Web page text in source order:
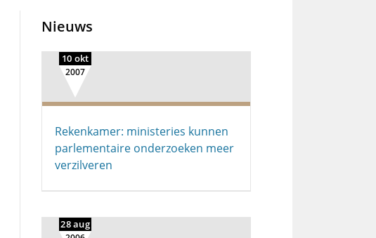
Nieuws
10 okt
2007
Rekenkamer: ministeries kunnen
parlementaire onderzoeken meer
verzilveren
28 aug